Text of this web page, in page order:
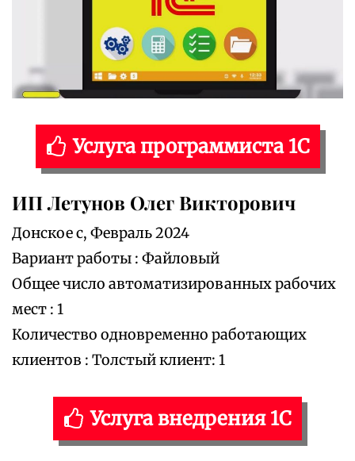
Услуга программиста 1С
ИП Летунов Олег Викторович
Донское с, Февраль 2024
Вариант работы : Файловый
Общее число автоматизированных рабочих
мест : 1
Количество одновременно работающих
клиентов : Толстый клиент: 1
Услуга внедрения 1С